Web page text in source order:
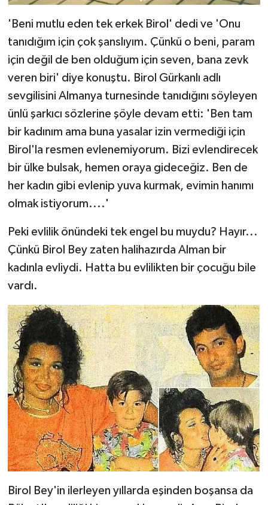
'Beni mutlu eden tek erkek Birol' dedi ve 'Onu
tanıdığım için çok şanslıyım. Çünkü o beni, param
için değil de ben olduğum için seven, bana zevk
veren biri' diye konuştu. Birol Gürkanlı adlı
sevgilisini Almanya turnesinde tanıdığını söyleyen
ünlü şarkıcı sözlerine şöyle devam etti: 'Ben tam
bir kadınım ama buna yasalar izin vermediği için
Birol'la resmen evlenemiyorum. Bizi evlendirecek
bir ülke bulsak, hemen oraya gideceğiz. Ben de
her kadın gibi evlenip yuva kurmak, evimin hanımı
olmak istiyorum....'
Peki evlilik önündeki tek engel bu muydu? Hayır...
Çünkü Birol Bey zaten halihazırda Alman bir
kadınla evliydi. Hatta bu evlilikten bir çocuğu bile
vardı.
Birol Bey'in ilerleyen yıllarda eşinden boşansa da